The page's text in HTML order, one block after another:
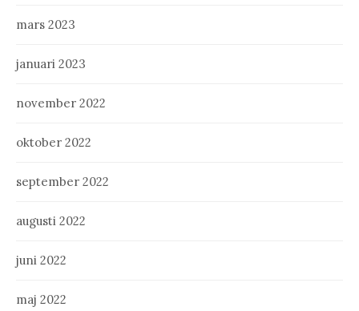
mars 2023
januari 2023
november 2022
oktober 2022
september 2022
augusti 2022
juni 2022
maj 2022